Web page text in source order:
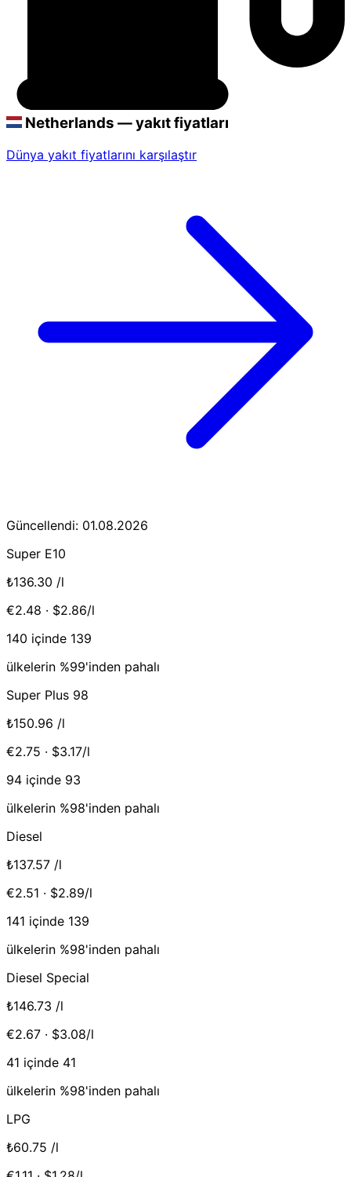
Netherlands — yakıt fiyatları
Dünya yakıt fiyatlarını karşılaştır
Güncellendi: 01.08.2026
Super E10
₺136.30 /l
€2.48 · $2.86/l
140 içinde 139
ülkelerin %99'inden pahalı
Super Plus 98
₺150.96 /l
€2.75 · $3.17/l
94 içinde 93
ülkelerin %98'inden pahalı
Diesel
₺137.57 /l
€2.51 · $2.89/l
141 içinde 139
ülkelerin %98'inden pahalı
Diesel Special
₺146.73 /l
€2.67 · $3.08/l
41 içinde 41
ülkelerin %98'inden pahalı
LPG
₺60.75 /l